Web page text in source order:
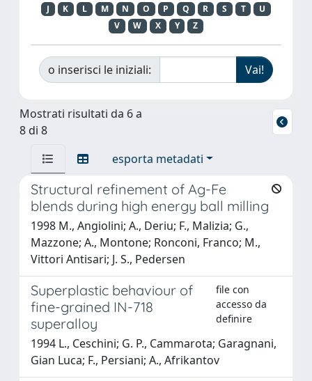
J
K L M N O P Q R S T
U
V
W X Y Z
o inserisci le iniziali:
Mostrati risultati da 6 a
8 di 8
esporta metadati
Structural refinement of Ag-Fe
blends during high energy ball milling
1998 M., Angiolini; A., Deriu; F., Malizia; G.,
Mazzone; A., Montone; Ronconi, Franco; M.,
Vittori Antisari; J. S., Pedersen
Superplastic behaviour of
fine-grained IN-718
superalloy
file con
accesso da
definire
1994 L., Ceschini; G. P., Cammarota; Garagnani,
Gian Luca; F., Persiani; A., Afrikantov